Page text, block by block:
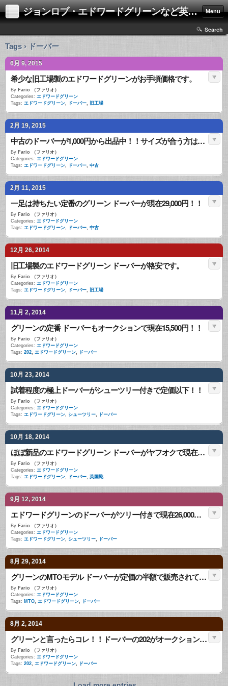
ジョンロブ・エドワードグリーンなど英国靴の激安中古通販情報ブログ Menu
Search
Tags › ドーバー
6月 9, 2015
希少な旧工場製のエドワードグリーンがお手頃価格です。
By Fario （ファリオ）
Categories: エドワードグリーン
Tags: エドワードグリーン, ドーバー, 旧工場
2月 19, 2015
中古のドーバーが1,000円から出品中！！サイズが合う方は必見です。
By Fario （ファリオ）
Categories: エドワードグリーン
Tags: エドワードグリーン, ドーバー, 中古
2月 11, 2015
一足は持ちたい定番のグリーン ドーバーが現在29,000円！！
By Fario （ファリオ）
Categories: エドワードグリーン
Tags: エドワードグリーン, ドーバー, 中古
12月 26, 2014
旧工場製のエドワードグリーン ドーバーが格安です。
By Fario （ファリオ）
Categories: エドワードグリーン
Tags: エドワードグリーン, ドーバー, 旧工場
11月 2, 2014
グリーンの定番 ドーバーもオークションで現在15,500円！！
By Fario （ファリオ）
Categories: エドワードグリーン
Tags: 202, エドワードグリーン, ドーバー
10月 23, 2014
試着程度の極上ドーバーがシューツリー付きで定価以下！！
By Fario （ファリオ）
Categories: エドワードグリーン
Tags: エドワードグリーン, シューツリー, ドーバー
10月 18, 2014
ほぼ新品のエドワードグリーン ドーバーがヤフオクで現在37,000円！！
By Fario （ファリオ）
Categories: エドワードグリーン
Tags: エドワードグリーン, ドーバー, 英国靴
9月 12, 2014
エドワードグリーンのドーバーがツリー付きで現在26,000円！！
By Fario （ファリオ）
Categories: エドワードグリーン
Tags: エドワードグリーン, シューツリー, ドーバー
8月 29, 2014
グリーンのMTOモデル ドーバーが定価の半額で販売されています。
By Fario （ファリオ）
Categories: エドワードグリーン
Tags: MTO, エドワードグリーン, ドーバー
8月 2, 2014
グリーンと言ったらコレ！！ドーバーの202がオークションに出品中。
By Fario （ファリオ）
Categories: エドワードグリーン
Tags: 202, エドワードグリーン, ドーバー